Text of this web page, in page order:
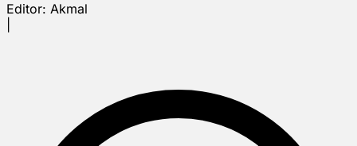
Editor: Akmal